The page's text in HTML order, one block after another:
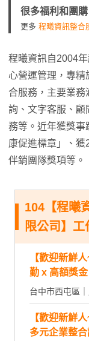
很多福利和團購
更多 程曦資訊整合
程曦資訊自2004
心營運管理，專
合服務，主要業
詢、文字客服、顧
務等。近年獲獎事
康促進標章」、
伴銷團隊獎項等。
104【程曦
限公司】工
【歡迎新鮮
勤 x 高額獎
台中市西屯區
【歡迎新鮮
多元企業整